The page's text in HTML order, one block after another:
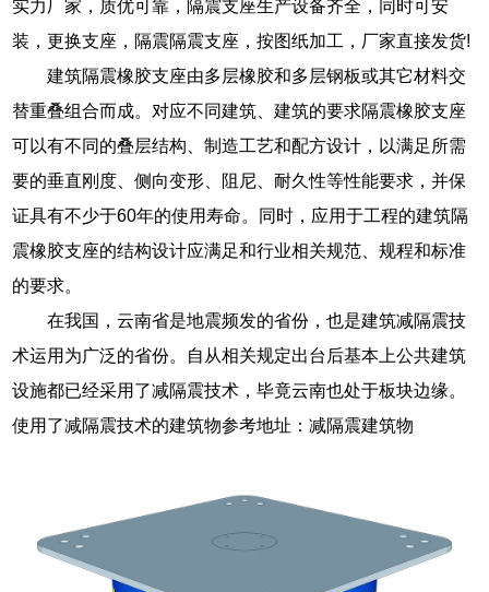
实力厂家，质优可靠，隔震支座生产设备齐全，同时可安
装，更换支座，隔震隔震支座，按图纸加工，厂家直接发货!
建筑隔震橡胶支座由多层橡胶和多层钢板或其它材料交
替重叠组合而成。对应不同建筑、建筑的要求隔震橡胶支座
可以有不同的叠层结构、制造工艺和配方设计，以满足所需
要的垂直刚度、侧向变形、阻尼、耐久性等性能要求，并保
证具有不少于60年的使用寿命。同时，应用于工程的建筑隔
震橡胶支座的结构设计应满足和行业相关规范、规程和标准
的要求。
在我国，云南省是地震频发的省份，也是建筑减隔震技
术运用为广泛的省份。自从相关规定出台后基本上公共建筑
设施都已经采用了减隔震技术，毕竟云南也处于板块边缘。
使用了减隔震技术的建筑物参考地址：减隔震建筑物